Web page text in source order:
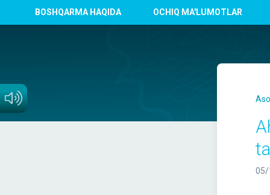
BOSHQARMA HAQIDA OCHIQ MA'LUMOTLAR
05/